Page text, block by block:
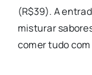
(R$39). A
misturar
comer tudo com